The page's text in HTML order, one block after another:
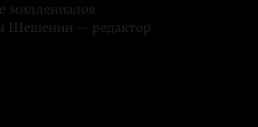
миллениалов
Шешенин — редактор